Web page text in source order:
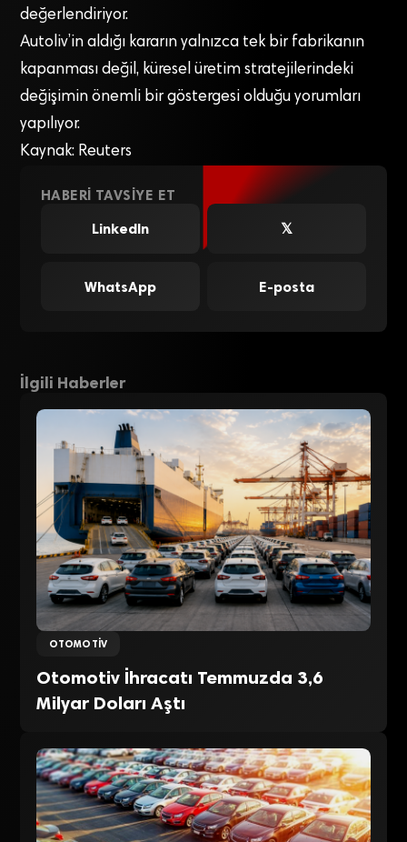
değerlendiriyor.
Autoliv’in aldığı kararın yalnızca tek bir fabrikanın
kapanması değil, küresel üretim stratejilerindeki
değişimin önemli bir göstergesi olduğu yorumları
yapılıyor.
Kaynak: Reuters
HABERI TAVSIYE ET
LinkedIn
𝕏
WhatsApp E-posta
İlgili Haberler
OTOMOTIV
Otomotiv İhracatı Temmuzda 3,6
Milyar Doları Aştı